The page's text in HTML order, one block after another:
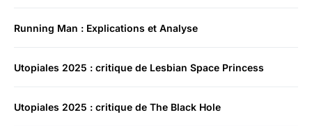
Running Man : Explications et Analyse
Utopiales 2025 : critique de Lesbian Space Princess
Utopiales 2025 : critique de The Black Hole